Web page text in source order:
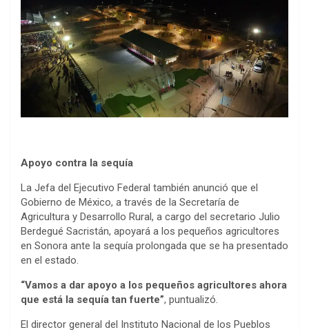
Apoyo contra la sequía
La Jefa del Ejecutivo Federal también anunció que el
Gobierno de México, a través de la Secretaría de
Agricultura y Desarrollo Rural, a cargo del secretario Julio
Berdegué Sacristán, apoyará a los pequeños agricultores
en Sonora ante la sequía prolongada que se ha presentado
en el estado.
“Vamos a dar apoyo a los pequeños agricultores ahora
que está la sequía tan fuerte”, puntualizó.
El director general del Instituto Nacional de los Pueblos